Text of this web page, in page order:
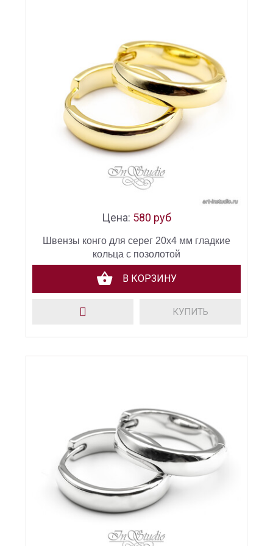
Цена: 580 руб
Швензы конго для серег 20х4 мм гладкие
кольца с позолотой
В КОРЗИНУ
КУПИТЬ